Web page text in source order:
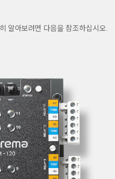
알아보려면 다음을 참조하십시오.